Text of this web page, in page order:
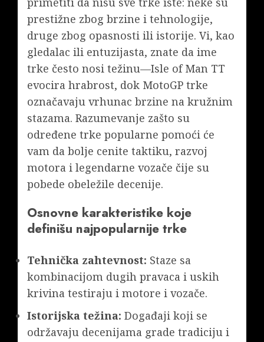
prestižne zbog brzine i tehnologije,
druge zbog opasnosti ili istorije. Vi, kao
gledalac ili entuzijasta, znate da ime
trke često nosi težinu—Isle of Man TT
evocira hrabrost, dok MotoGP trke
označavaju vrhunac brzine na kružnim
stazama. Razumevanje zašto su
određene trke popularne pomoći će
vam da bolje cenite taktiku, razvoj
motora i legendarne vozače čije su
pobede obeležile decenije.
Osnovne karakteristike koje
definišu najpopularnije trke
Tehnička zahtevnost: Staze sa
kombinacijom dugih pravaca i uskih
krivina testiraju i motore i vozače.
Istorijska težina: Događaji koji se
održavaju decenijama grade tradiciju i